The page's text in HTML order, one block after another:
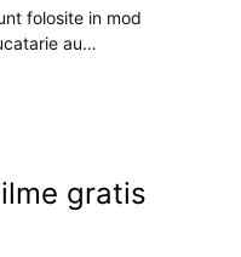
folosite in mod
au…
gratis